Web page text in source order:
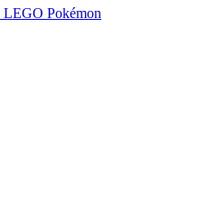
LEGO Pokémon